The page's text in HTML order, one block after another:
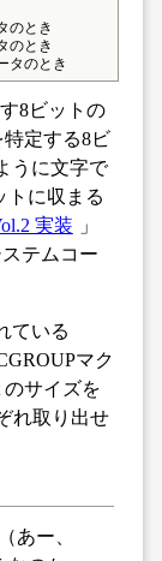
とき
とき
のとき
8ビットの
特定する8ビ
うに文字で
トに収まる
実装
」
テムコー
ている
マク
のサイズを
れ取り出せ
あー、